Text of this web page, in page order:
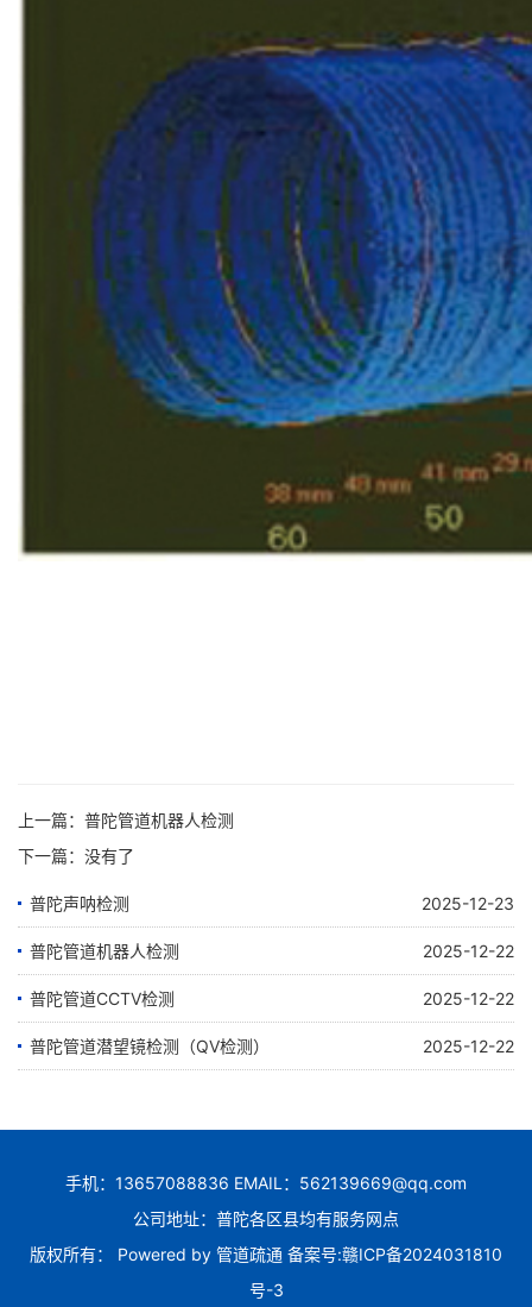
上一篇： 普陀管道机器人检测
下一篇：没有了
普陀声呐检测 2025-12-23
普陀管道机器人检测 2025-12-22
普陀管道CCTV检测 2025-12-22
普陀管道潜望镜检测（QV检测） 2025-12-22
手机：13657088836 EMAIL：562139669@qq.com
公司地址：普陀各区县均有服务网点
版权所有： Powered by 管道疏通 备案号:赣ICP备2024031810
号-3